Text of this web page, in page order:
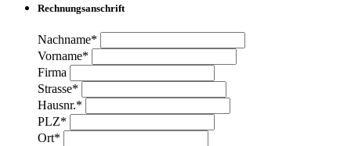
Rechnungsanschrift
Nachname*
Vorname*
Firma
Strasse*
Hausnr.*
PLZ*
Ort*